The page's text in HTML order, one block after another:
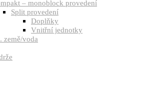
– monoblock provedení
Split provedení
Doplňky
Vnitřní jednotky
země/voda